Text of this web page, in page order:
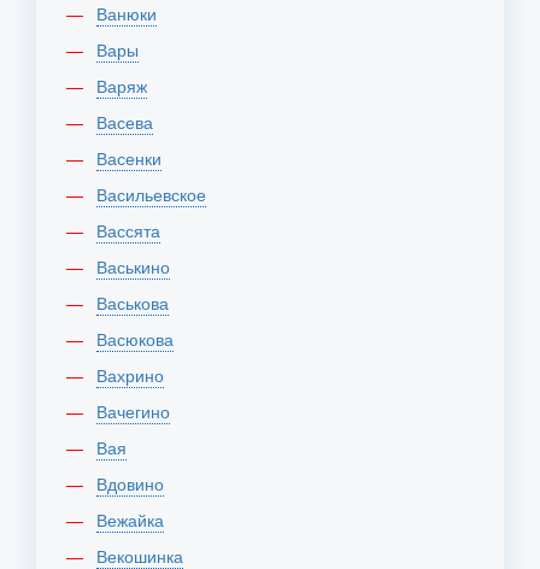
Ванюки
Вары
Варяж
Васева
Васенки
Васильевское
Вассята
Васькино
Васькова
Васюкова
Вахрино
Вачегино
Вая
Вдовино
Вежайка
Векошинка